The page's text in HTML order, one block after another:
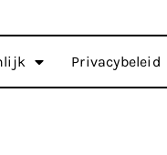
Privacybeleid